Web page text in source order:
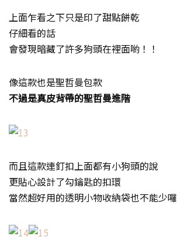
上面乍看之下只是印了甜點餅乾
仔細看的話
會發現暗藏了許多狗頭在裡面喲！！
像這款也是聖哲曼包款
不過是真皮背帶的聖哲曼進階
而且這款連釘扣上面都有小狗頭的說
更貼心設計了勾鑰匙的扣環
當然超好用的透明小物收納袋也不能少囉